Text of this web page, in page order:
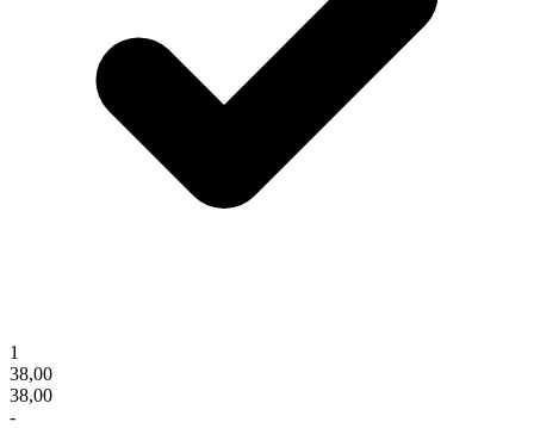
1
38,00
38,00
-